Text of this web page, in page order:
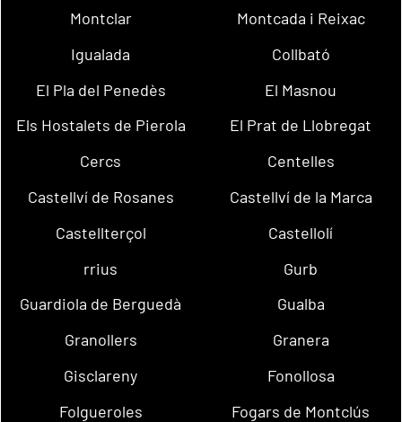
Montclar
Montcada i Reixac
Igualada
Collbató
El Pla del Penedès
El Masnou
Els Hostalets de Pierola
El Prat de Llobregat
Cercs
Centelles
Castellví de Rosanes
Castellví de la Marca
Castellterçol
Castellolí
rrius
Gurb
Guardiola de Berguedà
Gualba
Granollers
Granera
Gisclareny
Fonollosa
Folgueroles
Fogars de Montclús